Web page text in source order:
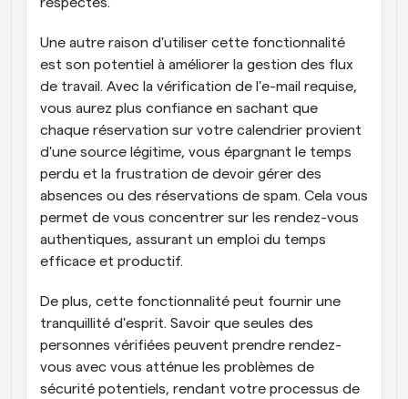
Une autre raison d'utiliser cette fonctionnalité
est son potentiel à améliorer la gestion des flux
de travail. Avec la vérification de l'e-mail requise,
vous aurez plus confiance en sachant que
chaque réservation sur votre calendrier provient
d'une source légitime, vous épargnant le temps
perdu et la frustration de devoir gérer des
absences ou des réservations de spam. Cela vous
permet de vous concentrer sur les rendez-vous
authentiques, assurant un emploi du temps
efficace et productif.
De plus, cette fonctionnalité peut fournir une
tranquillité d'esprit. Savoir que seules des
personnes vérifiées peuvent prendre rendez-
vous avec vous atténue les problèmes de
sécurité potentiels, rendant votre processus de